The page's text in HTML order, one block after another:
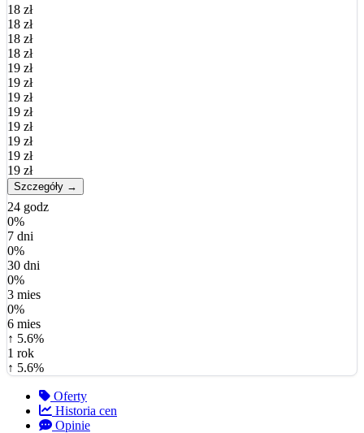
18 zł
18 zł
18 zł
18 zł
19 zł
19 zł
19 zł
19 zł
19 zł
19 zł
19 zł
19 zł
Szczegóły →
24 godz
0%
7 dni
0%
30 dni
0%
3 mies
0%
6 mies
↑ 5.6%
1 rok
↑ 5.6%
Oferty
Historia cen
Opinie